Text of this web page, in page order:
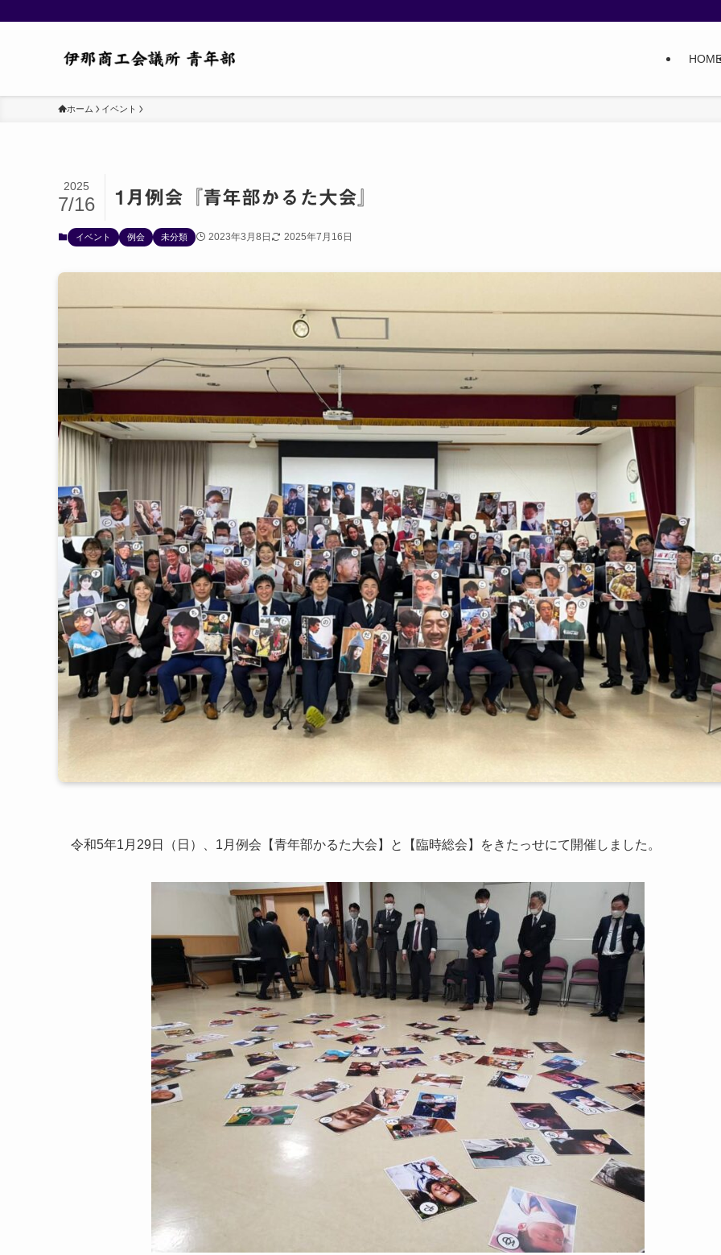
ホーム イベント
1月例会『青年部かるた大会』
2025
7/16
イベント 例会 未分類 2023年3月8日 2025年7月16日
令和5年1月29日（日）、1月例会【青年部かるた大会】と【臨時総会】をきたっせにて開催しました。